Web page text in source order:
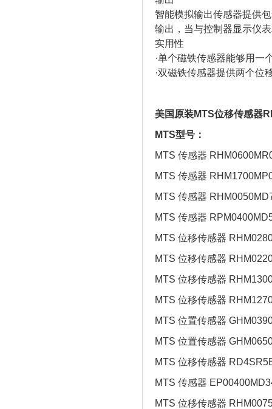
智能模拟输出传感器提供
输出，当与控制器显示仪
实用性
·单个磁铁传感器能够用一
·双磁铁传感器提供两个位
美国原装MTS位移传感器
MTS型号：
MTS 传感器
MTS 传感器
MTS 传感器
MTS 传感器
MTS 位移传感器
MTS 位移传感器
MTS 位移传感器
MTS 位移传感器
MTS 位置传感器
MTS 位置传感器
MTS 位移传感器
MTS 传感器
MTS 位移传感器